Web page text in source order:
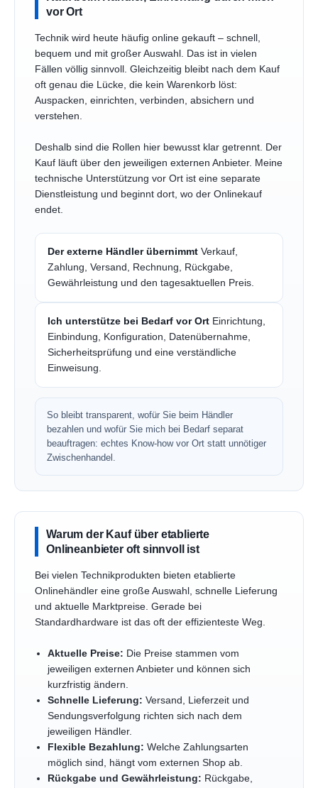
vor Ort
Technik wird heute häufig online gekauft – schnell,
bequem und mit großer Auswahl. Das ist in vielen
Fällen völlig sinnvoll. Gleichzeitig bleibt nach dem Kauf
oft genau die Lücke, die kein Warenkorb löst:
Auspacken, einrichten, verbinden, absichern und
verstehen.
Deshalb sind die Rollen hier bewusst klar getrennt. Der
Kauf läuft über den jeweiligen externen Anbieter. Meine
technische Unterstützung vor Ort ist eine separate
Dienstleistung und beginnt dort, wo der Onlinekauf
endet.
Der externe Händler übernimmt Verkauf,
Zahlung, Versand, Rechnung, Rückgabe,
Gewährleistung und den tagesaktuellen Preis.
Ich unterstütze bei Bedarf vor Ort Einrichtung,
Einbindung, Konfiguration, Datenübernahme,
Sicherheitsprüfung und eine verständliche
Einweisung.
So bleibt transparent, wofür Sie beim Händler
bezahlen und wofür Sie mich bei Bedarf separat
beauftragen: echtes Know-how vor Ort statt unnötiger
Zwischenhandel.
Warum der Kauf über etablierte
Onlineanbieter oft sinnvoll ist
Bei vielen Technikprodukten bieten etablierte
Onlinehändler eine große Auswahl, schnelle Lieferung
und aktuelle Marktpreise. Gerade bei
Standardhardware ist das oft der effizienteste Weg.
Aktuelle Preise: Die Preise stammen vom
jeweiligen externen Anbieter und können sich
kurzfristig ändern.
Schnelle Lieferung: Versand, Lieferzeit und
Sendungsverfolgung richten sich nach dem
jeweiligen Händler.
Flexible Bezahlung: Welche Zahlungsarten
möglich sind, hängt vom externen Shop ab.
Rückgabe und Gewährleistung: Rückgabe,